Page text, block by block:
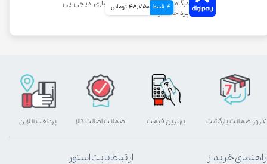
4 قسط 48,750 تومانی
بهترین قیمت پرداخت آنلاین ۷ روز ضمانت بازگشت ضمانت اصالت کالا
راهنمای خرید از
ارتباط با پت استور